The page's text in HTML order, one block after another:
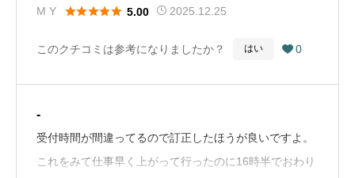
してくれました。愛大から派遣されていた年配ののベテ
M Y
 5.00 2025.12.25
このクチコミは参考になりましたか？ はい  0
-
受付時間が間違ってるので訂正したほうが良いですよ。
これをみて仕事早く上がって行ったのに16時半でおわり